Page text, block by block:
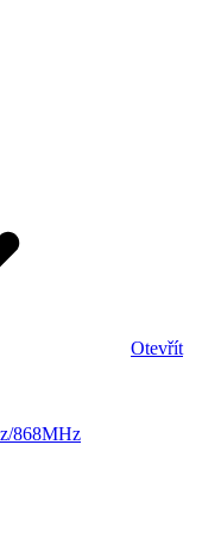
Otevřít
868MHz